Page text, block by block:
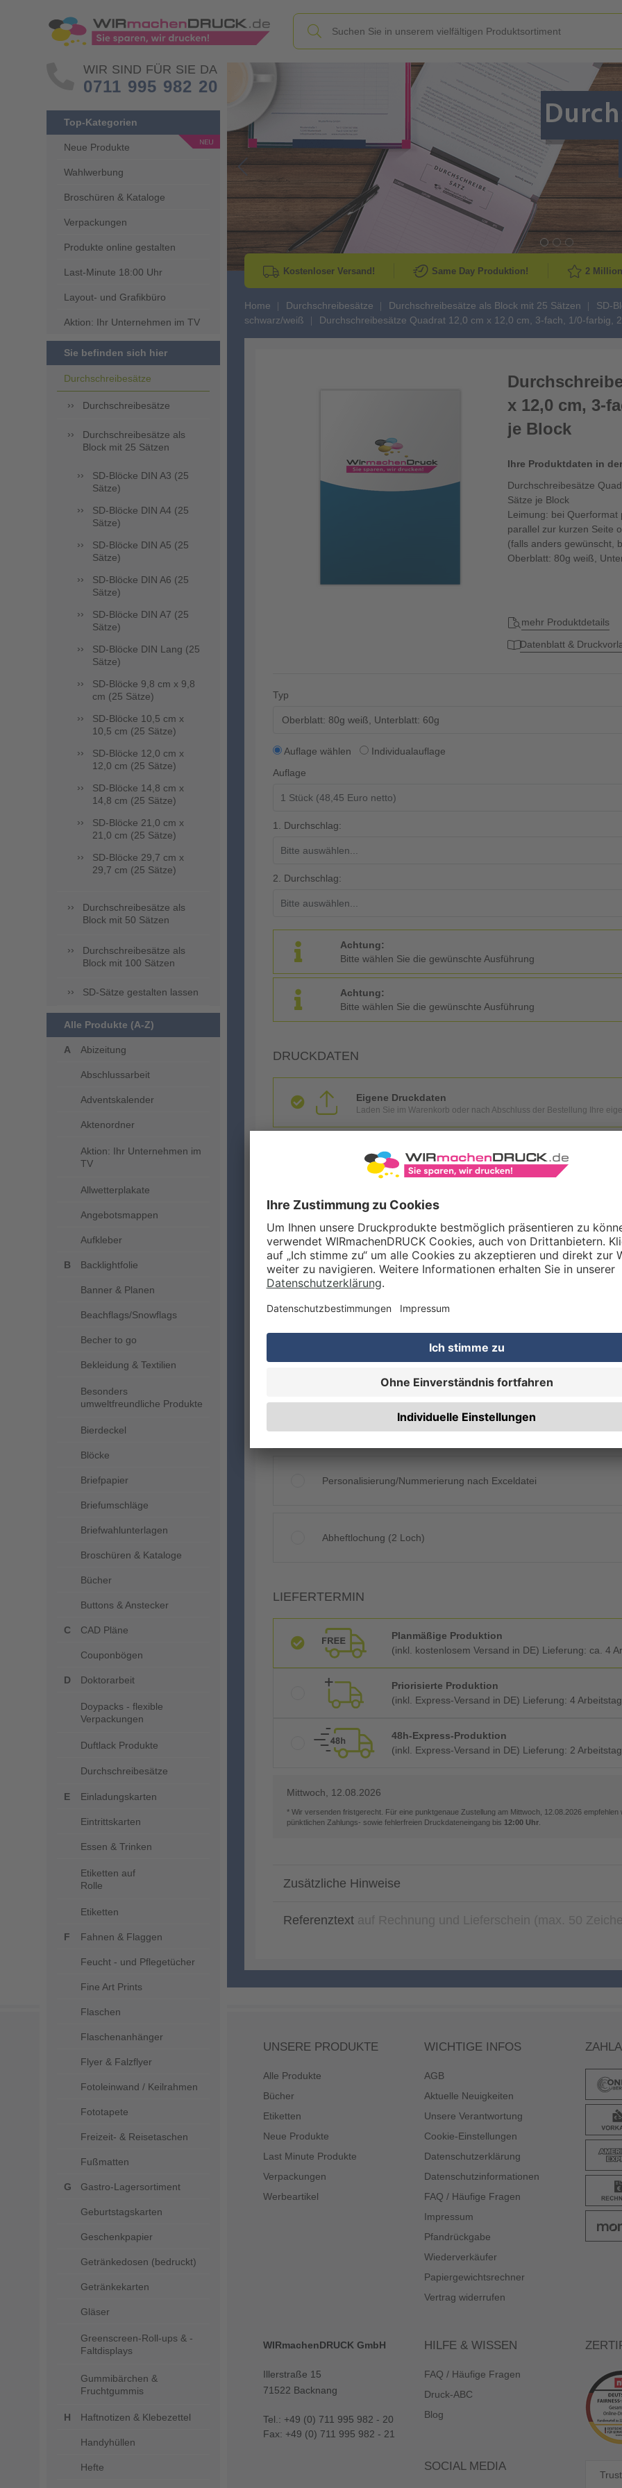
WIR SIND FÜR SIE DA
0711 995 982 20
Top-Kategorien
Neue Produkte
Wahlwerbung
Broschüren & Kataloge
Verpackungen
Produkte online gestalten
Last-Minute 18:00 Uhr
Layout- und Grafikbüro
Aktion: Ihr Unternehmen im TV
Sie befinden sich hier
Durchschreibesätze
Durchschreibesätze
Durchschreibesätze als
Block mit 25 Sätzen
SD-Blöcke DIN A3 (25
Sätze)
SD-Blöcke DIN A4 (25
Sätze)
SD-Blöcke DIN A5 (25
Sätze)
SD-Blöcke DIN A6 (25
Sätze)
SD-Blöcke DIN A7 (25
Sätze)
SD-Blöcke DIN Lang (25
Sätze)
SD-Blöcke 9,8 cm x 9,8
cm (25 Sätze)
SD-Blöcke 10,5 cm x
10,5 cm (25 Sätze)
SD-Blöcke 12,0 cm x
12,0 cm (25 Sätze)
SD-Blöcke 14,8 cm x
14,8 cm (25 Sätze)
SD-Blöcke 21,0 cm x
21,0 cm (25 Sätze)
SD-Blöcke 29,7 cm x
29,7 cm (25 Sätze)
Durchschreibesätze als
Block mit 50 Sätzen
Durchschreibesätze als
Block mit 100 Sätzen
SD-Sätze gestalten lassen
Alle Produkte (A-Z)
Abizeitung
Abschlussarbeit
Adventskalender
Aktenordner
Aktion: Ihr Unternehmen im
TV
Allwetterplakate
Angebotsmappen
Aufkleber
Backlightfolie
Banner & Planen
Beachflags/Snowflags
Becher to go
Bekleidung & Textilien
Besonders
umweltfreundliche Produkte
Bierdeckel
Blöcke
Briefpapier
Briefumschläge
Briefwahlunterlagen
Broschüren & Kataloge
Bücher
Buttons & Anstecker
CAD Pläne
Couponbögen
Doktorarbeit
Doypacks - flexible
Verpackungen
Duftlack Produkte
Durchschreibesätze
Einladungskarten
Eintrittskarten
Essen & Trinken
Etiketten auf
Rolle
Etiketten
Fahnen & Flaggen
Feucht - und Pflegetücher
Fine Art Prints
Flaschen
Flaschenanhänger
Flyer & Falzflyer
Fotoleinwand / Keilrahmen
Fototapete
Freizeit- & Reisetaschen
Fußmatten
Gastro-Lagersortiment
Geburtstagskarten
Geschenkpapier
Getränkedosen (bedruckt)
Getränkekarten
Gläser
Greenscreen-Roll-ups & -
Faltdisplays
Gummibärchen &
Fruchtgummis
Haftnotizen & Klebezettel
Handyhüllen
Hefte
Go to Previous Slide
Kostenloser Versand! Same Day Produktion! 2
Home Durchschreibesätze Durchschreibesätze als Block mit 25 Sätzen SD-
schwarz/weiß
Durchschreibesätze Quadrat 12,0 cm x 12,0 cm, 3-fach, 1/0-farbig,
x 12,0 cm, 3-
je Block
Ihre Produktdaten in
Durchschreibesätze
Sätze je Block
Leimung: bei
parallel zur kurzen Seite
(falls anders gewünscht,
Oberblatt: 80g weiß,
mehr Produktdetails
Datenblatt &
Typ
Oberblatt: 80g weiß, Unterblatt: 60g
Auflage wählen
Individualauflage
Auflage
1. Durchschlag:
2. Durchschlag:
Achtung:
Bitte wählen Sie die gewünschte Ausführung
Achtung:
Bitte wählen Sie die gewünschte Ausführung
DRUCKDATEN
Eigene Druckdaten
Laden Sie im Warenkorb oder nach Abschluss der Bestellung Ihre
Gestaltungsservice
Unser Kreativteam gestaltet Druckdaten, Logos etc. nach Ihren
ZUSATZOPTIONEN
Qualitätskontrolle (von Experten empf.)
Rechnung zusätzlich per Post
VERARBEITUNG & VEREDELUNG
Personalisierung/Nummerierung nach Exceldatei
Abheftlochung (2 Loch)
LIEFERTERMIN
Planmäßige Produktion
(inkl. kostenlosem Versand in DE) Lieferung: ca. 4
Priorisierte Produktion
(inkl. Express-Versand in DE) Lieferung: 4
48h-Express-Produktion
(inkl. Express-Versand in DE) Lieferung: 2
Mittwoch, 12.08.2026
* Wir versenden fristgerecht. Für eine punktgenaue Zustellung am Mittwoch, 12.08.2026 empfehlen
pünktlichen Zahlungs- sowie fehlerfreien Druckdateneingang bis 12:00 Uhr
Zusätzliche Hinweise
Referenztext
UNSERE PRODUKTE
Alle Produkte
Bücher
Etiketten
Neue Produkte
Last Minute Produkte
Verpackungen
Werbeartikel
WICHTIGE INFOS
AGB
Aktuelle Neuigkeiten
Unsere Verantwortung
Cookie-Einstellungen
Datenschutzerklärung
Datenschutzinformationen
FAQ / Häufige Fragen
Impressum
Pfandrückgabe
Wiederverkäufer
Papiergewichtsrechner
Vertrag widerrufen
WIRmachenDRUCK GmbH
Illerstraße 15
71522 Backnang
Tel.: +49 (0) 711 995 982 - 20
Fax: +49 (0) 711 995 982 - 21
HILFE & WISSEN
FAQ / Häufige Fragen
Druck-ABC
Blog
SOCIAL MEDIA